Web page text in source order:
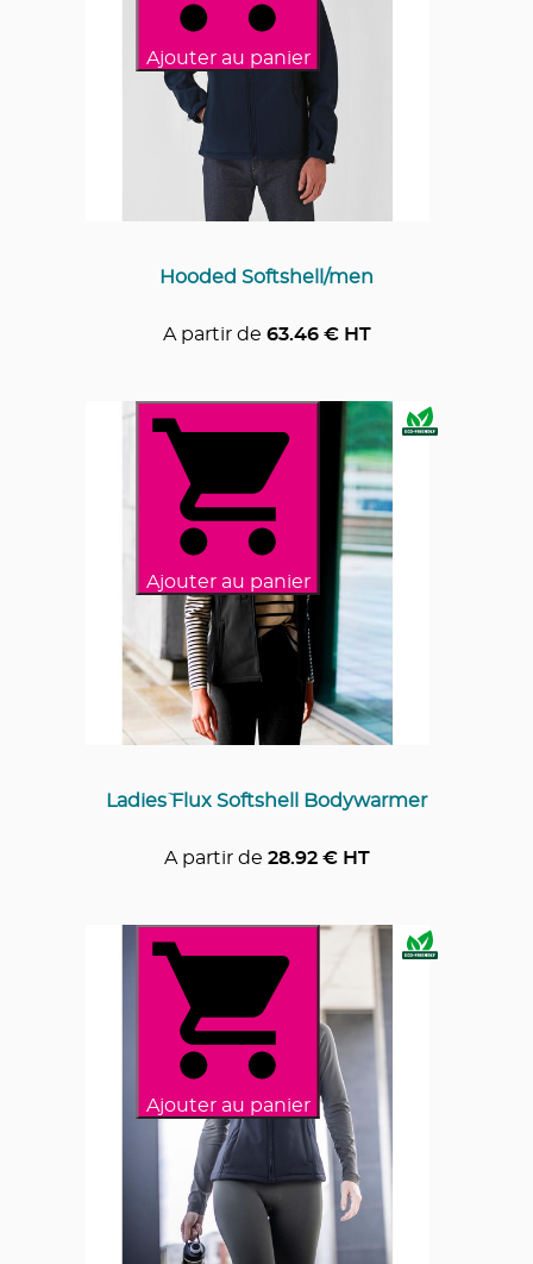
Ajouter au panier
Hooded Softshell/men
A partir de 63.46€ HT
Ajouter au panier
Ladies` Flux Softshell Bodywarmer
A partir de 28.92€ HT
Ajouter au panier